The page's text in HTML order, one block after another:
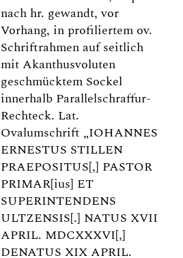
nach hr. gewandt, vor
Vorhang, in profiliertem ov.
Schriftrahmen auf seitlich
mit Akanthusvoluten
geschmücktem Sockel
innerhalb Parallelschraffur-
Rechteck. Lat.
Ovalumschrift „IOHANNES
ERNESTUS STILLEN
PRAEPOSITUS[,] PASTOR
PRIMAR[ius] ET
SUPERINTENDENS
ULTZENSIS[.] NATUS XVII
APRIL. MDCXXXVI[,]
DENATUS XIX APRIL.